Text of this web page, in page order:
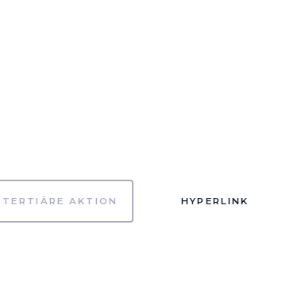
TERTIÄRE AKTION HYPERLINK